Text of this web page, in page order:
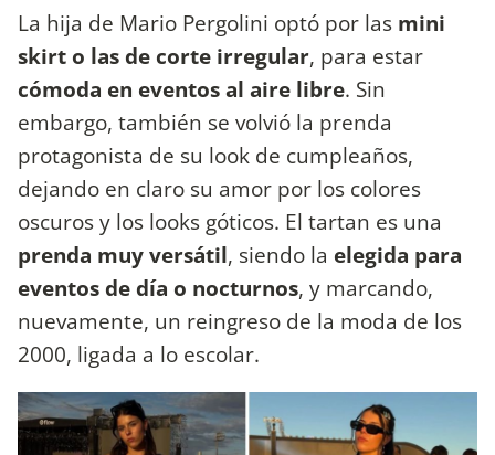
La hija de Mario Pergolini optó por las mini
skirt o las de corte irregular, para estar
cómoda en eventos al aire libre. Sin
embargo, también se volvió la prenda
protagonista de su look de cumpleaños,
dejando en claro su amor por los colores
oscuros y los looks góticos. El tartan es una
prenda muy versátil, siendo la elegida para
eventos de día o nocturnos, y marcando,
nuevamente, un reingreso de la moda de los
2000, ligada a lo escolar.